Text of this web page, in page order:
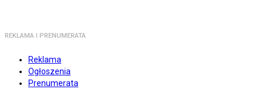
REKLAMA I PRENUMERATA
Reklama
Ogłoszenia
Prenumerata